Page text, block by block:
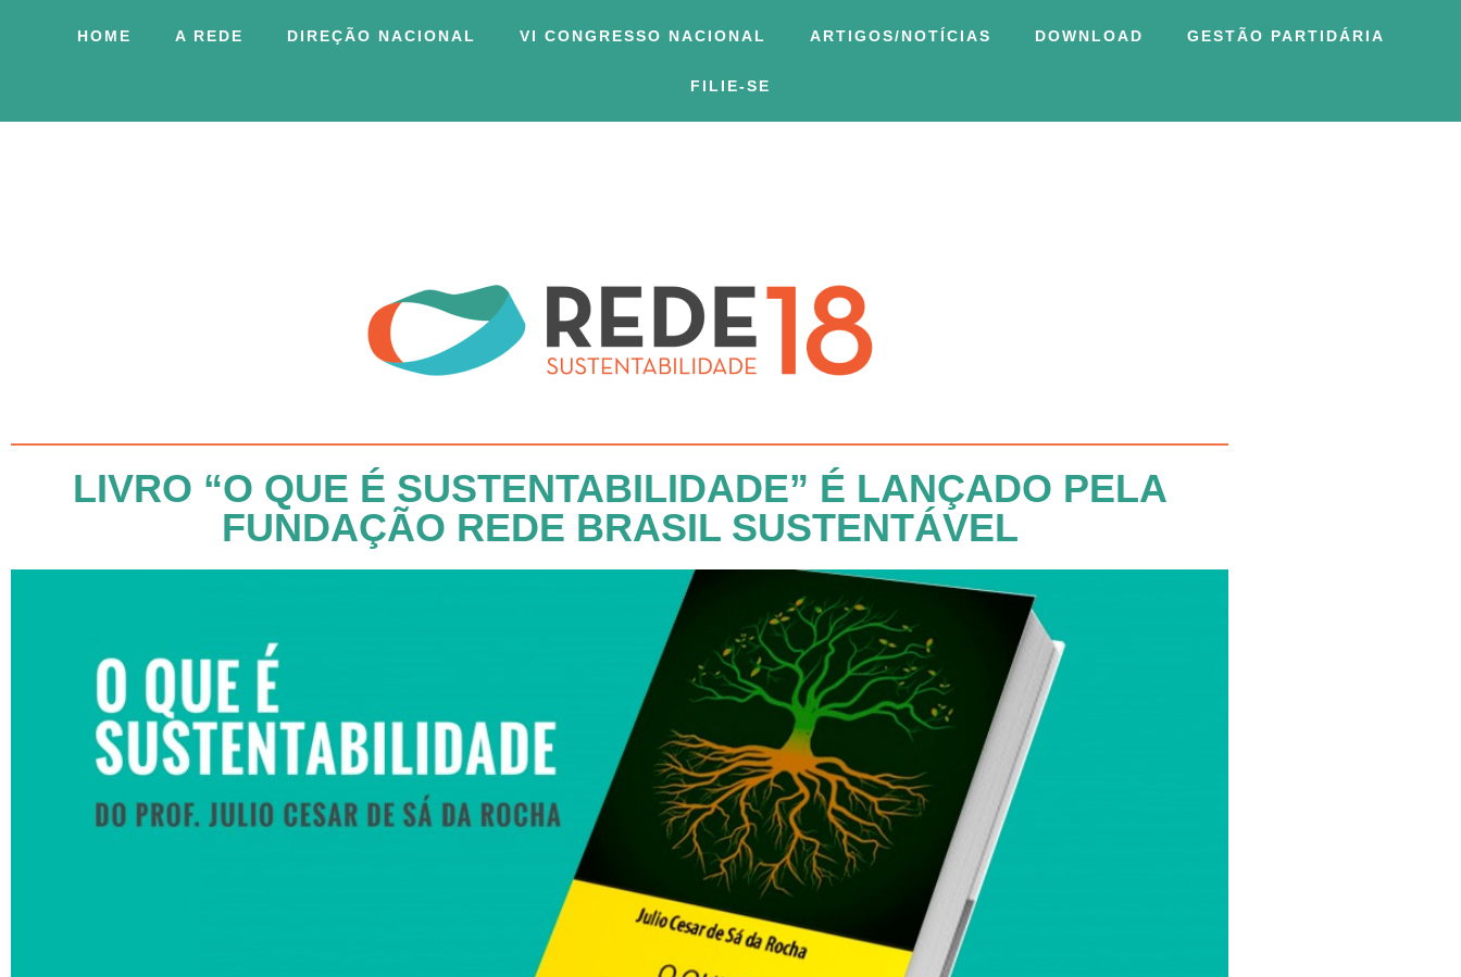
HOME A REDE DIREÇÃO NACIONAL VI CONGRESSO NACIONAL ARTIGOS/NOTÍCIAS DOWNLOAD GESTÃO PARTIDÁRIA
FILIE-SE
LIVRO “O QUE É SUSTENTABILIDADE” É LANÇADO PELA
FUNDAÇÃO REDE BRASIL SUSTENTÁVEL